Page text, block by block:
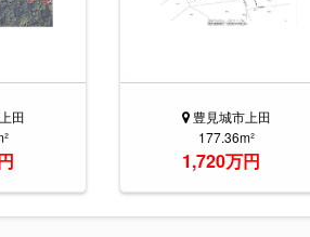
田
豊見城市上田
177.36m²
1,720万円